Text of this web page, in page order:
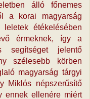
álló főnemes
a korai magyarság
étékelésében
érmeknek, így a
segítséget jelentő
szélesebb körben
magyarság tárgyi
Miklós népszerűsítő
ennek ellenére miért